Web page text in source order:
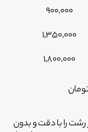
900,000
1,350,000
1,800,000
را با دقت و بدون